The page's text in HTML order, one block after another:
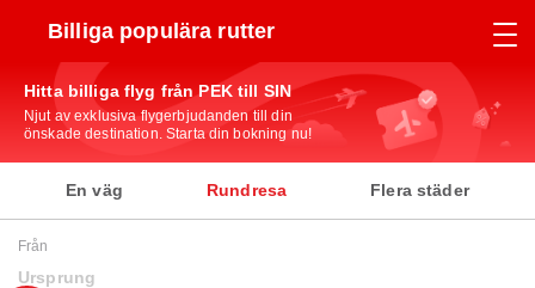
Billiga populära rutter
Hitta billiga flyg från PEK till SIN
Njut av exklusiva flygerbjudanden till din
önskade destination. Starta din bokning nu!
En väg Rundresa Flera städer
Från
Ursprung